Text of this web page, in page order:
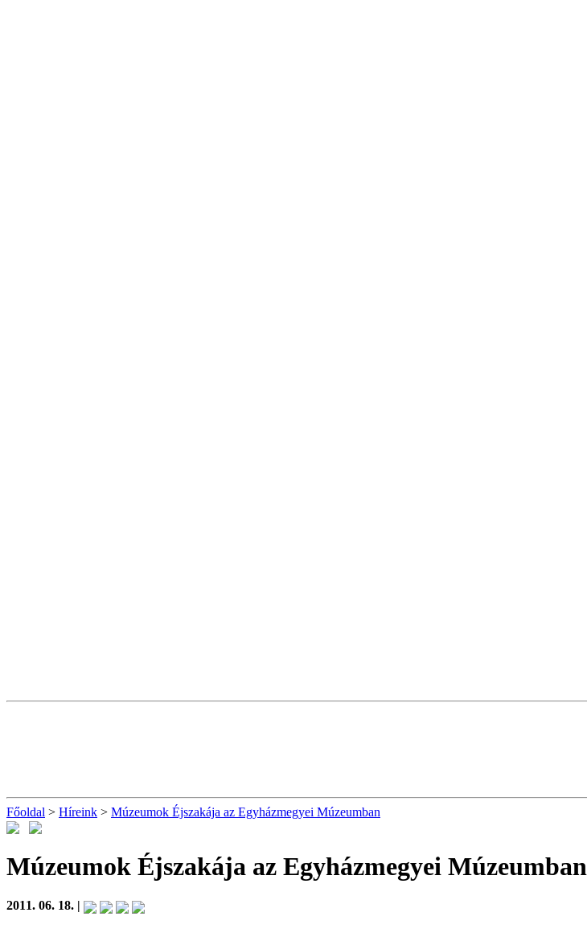
Főoldal > Híreink > Múzeumok Éjszakája az Egyházmegyei Múzeumban
Múzeumok Éjszakája az Egyházmegyei Múzeumban
2011. 06. 18. |